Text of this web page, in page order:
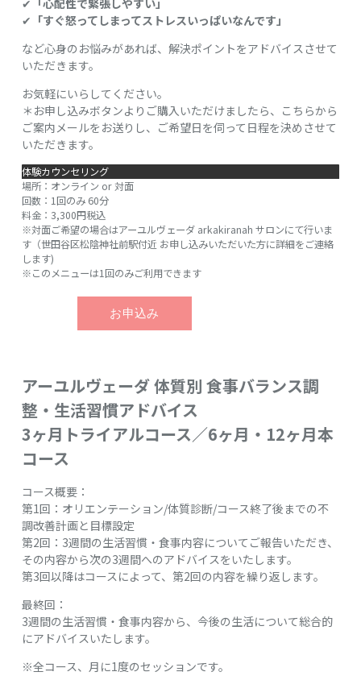
✔ 「心配性で緊張しやすい」
✔ 「すぐ怒ってしまってストレスいっぱいなんです」
など心身のお悩みがあれば、解決ポイントをアドバイスさせて
いただきます。
お気軽にいらしてください。
＊お申し込みボタンよりご購入いただけましたら、こちらから
ご案内メールをお送りし、ご希望日を伺って日程を決めさせて
いただきます。
体験カウンセリング
場所：オンライン or 対面
回数：1回のみ 60分
料金：3,300円税込
※対面ご希望の場合はアーユルヴェーダ arkakiranah サロンにて行いま
す（世田谷区松陰神社前駅付近 お申し込みいただいた方に詳細をご連絡
します)
※このメニューは1回のみご利用できます
アーユルヴェーダ 体質別 食事バランス調
整・生活習慣アドバイス
3ヶ月トライアルコース／6ヶ月・12ヶ月本
コース
コース概要：
第1回：オリエンテーション/体質診断/コース終了後までの不
調改善計画と目標設定
第2回：3週間の生活習慣・食事内容についてご報告いただき、
その内容から次の3週間へのアドバイスをいたします。
第3回以降はコースによって、第2回の内容を繰り返します。
最終回：
3週間の生活習慣・食事内容から、今後の生活について総合的
にアドバイスいたします。
※全コース、月に1度のセッションです。